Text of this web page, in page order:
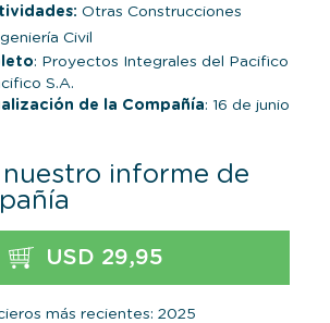
Otras Construcciones
Civil
: Proyectos Integrales del Pacifico
S.A.
de la Compañía: 16 de junio
informe de
USD 29,95
más recientes: 2025